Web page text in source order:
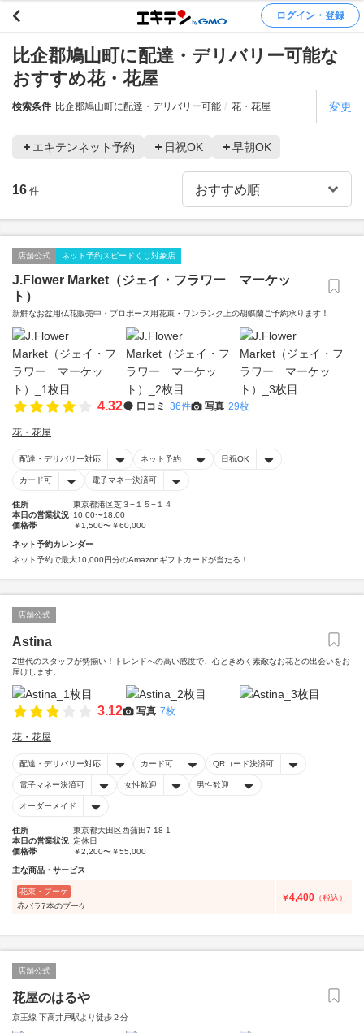
ログイン・登録
比企郡鳩山町に配達・デリバリー可能な
おすすめ花・花屋
検索条件 比企郡鳩山町に配達・デリバリー可能 花・花屋 変更
エキテンネット予約 日祝OK 早朝OK
16 件
店舗公式 ネット予約スピードくじ対象店
J.Flower Market（ジェイ・フラワー マーケッ
ト）
新鮮なお盆用仏花販売中・プロポーズ用花束・ワンランク上の胡蝶蘭ご予約承ります！
4.32 口コミ 36件 写真 29枚
花・花屋
配達・デリバリー対応 ネット予約 日祝OK
カード可 電子マネー決済可
住所
東京都港区芝３−１５−１４
本日の営業状況 10:00〜18:00
価格帯
￥1,500〜￥60,000
ネット予約カレンダー
ネット予約で最大10,000円分のAmazonギフトカードが当たる！
店舗公式
Astina
Z世代のスタッフが勢揃い！トレンドへの高い感度で、心ときめく素敵なお花との出会いをお
届けします。
3.12 写真 7枚
花・花屋
配達・デリバリー対応 カード可 QRコード決済可
電子マネー決済可 女性歓迎 男性歓迎
オーダーメイド
住所
東京都大田区西蒲田7-18-1
本日の営業状況 定休日
価格帯
￥2,200〜￥55,000
主な商品・サービス
花束・ブーケ
赤バラ7本のブーケ
￥4,400 （税込）
店舗公式
花屋のはるや
京王線 下高井戸駅より徒歩２分